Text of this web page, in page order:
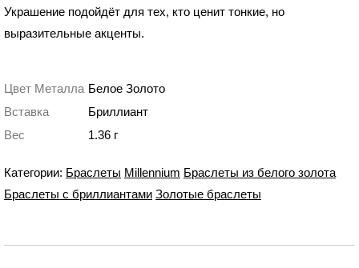
Украшение подойдёт для тех, кто ценит тонкие, но
выразительные акценты.
Цвет Металла Белое Золото
Вставка
Бриллиант
Вес
1.36 г
Категории: Браслеты Millennium Браслеты из белого золота
Браслеты с бриллиантами Золотые браслеты